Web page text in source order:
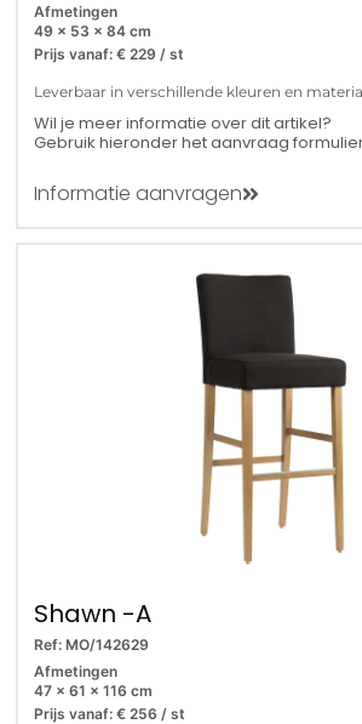
Afmetingen
49 x 53 x 84 cm
Prijs vanaf: € 229 / st
Leverbaar in verschillende kleuren en
Wil je meer informatie over dit artikel?
Gebruik hieronder het aanvraag
Informatie aanvragen
Shawn -A
Ref: MO/142629
Afmetingen
47 x 61 x 116 cm
Prijs vanaf: € 256 / st